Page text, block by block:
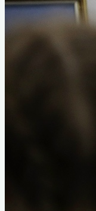
VII
IX